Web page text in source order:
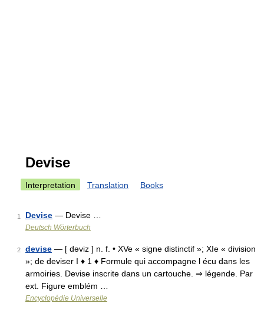
Devise
Interpretation Translation Books
1 Devise — Devise …
Deutsch Wörterbuch
2 devise — [ dəviz ] n. f. • XVe « signe distinctif »; XIe « division
»; de deviser I ♦ 1 ♦ Formule qui accompagne l écu dans les
armoiries. Devise inscrite dans un cartouche. ⇒ légende. Par
ext. Figure emblém …
Encyclopédie Universelle